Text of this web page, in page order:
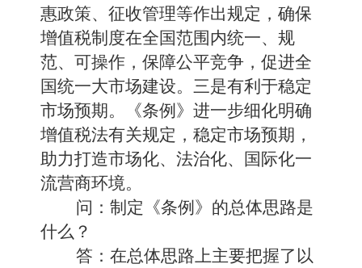
惠政策、征收管理等作出规定，确保
增值税制度在全国范围内统一、规
范、可操作，保障公平竞争，促进全
国统一大市场建设。三是有利于稳定
市场预期。《条例》进一步细化明确
增值税法有关规定，稳定市场预期，
助力打造市场化、法治化、国际化一
流营商环境。
问：制定《条例》的总体思路是
什么？
答：在总体思路上主要把握了以